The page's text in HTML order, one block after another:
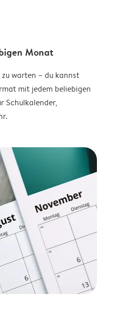
Monat
warten – du kannst
mit jedem beliebigen
Schulkalender,